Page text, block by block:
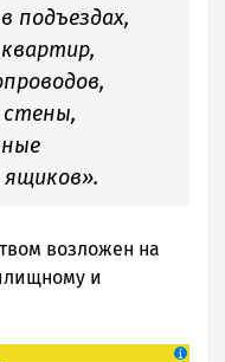
подъездах,
возложен на
и